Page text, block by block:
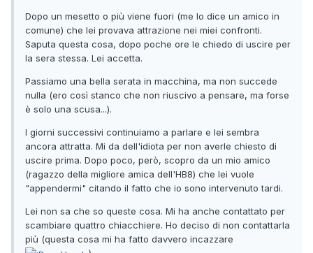
Dopo un mesetto o più viene fuori (me lo dice un amico in
comune) che lei provava attrazione nei miei confronti.
Saputa questa cosa, dopo poche ore le chiedo di uscire per
la sera stessa. Lei accetta.
Passiamo una bella serata in macchina, ma non succede
nulla (ero così stanco che non riuscivo a pensare, ma forse
è solo una scusa...).
I giorni successivi continuiamo a parlare e lei sembra
ancora attratta. Mi da dell'idiota per non averle chiesto di
uscire prima. Dopo poco, però, scopro da un mio amico
(ragazzo della migliore amica dell'HB8) che lei vuole
"appendermi" citando il fatto che io sono intervenuto tardi.
Lei non sa che so queste cosa. Mi ha anche contattato per
scambiare quattro chiacchiere. Ho deciso di non contattarla
più (questa cosa mi ha fatto davvero incazzare